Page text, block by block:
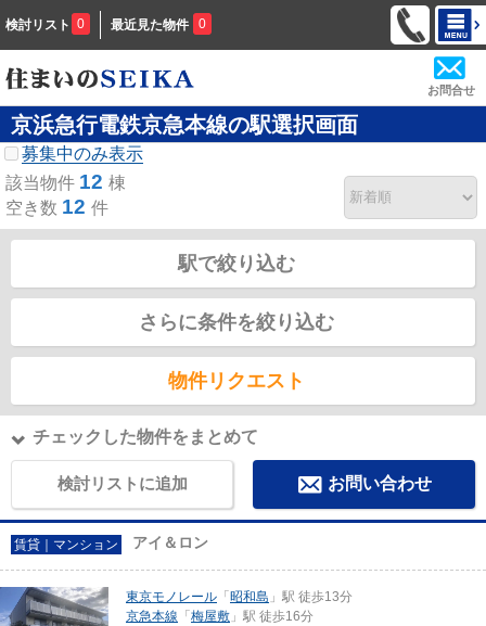
検討リスト 0 最近見た物件 0
お問合せ
京浜急行電鉄京急本線の駅選択画面
募集中のみ表示
該当物件 12 棟
空き数 12 件
駅で絞り込む
さらに条件を絞り込む
物件リクエスト
チェックした物件をまとめて
検討リストに追加 お問い合わせ
賃貸｜マンション アイ＆ロン
東京モノレール 「 昭和島 」駅 徒歩13分
京急本線 「 梅屋敷 」駅 徒歩16分